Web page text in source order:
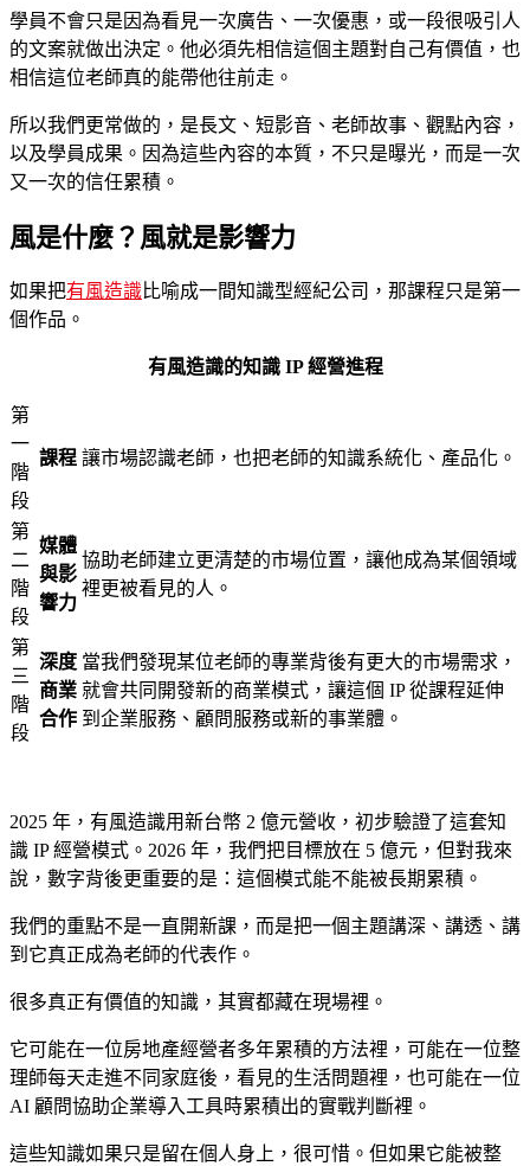
學員不會只是因為看見一次廣告、一次優惠，或一段很吸引人
的文案就做出決定。他必須先相信這個主題對自己有價值，也
相信這位老師真的能帶他往前走。
所以我們更常做的，是長文、短影音、老師故事、觀點內容，
以及學員成果。因為這些內容的本質，不只是曝光，而是一次
又一次的信任累積。
風是什麼？風就是影響力
如果把有風造識比喻成一間知識型經紀公司，那課程只是第一
個作品。
有風造識的知識 IP 經營進程
第
一
階
段
課程 讓市場認識老師，也把老師的知識系統化、產品化。
第
二
階
段
媒體
與影
響力
協助老師建立更清楚的市場位置，讓他成為某個領域
裡更被看見的人。
第
三
階
段
深度
商業
合作
當我們發現某位老師的專業背後有更大的市場需求，
就會共同開發新的商業模式，讓這個 IP 從課程延伸
到企業服務、顧問服務或新的事業體。
2025 年，有風造識用新台幣 2 億元營收，初步驗證了這套知
識 IP 經營模式。2026 年，我們把目標放在 5 億元，但對我來
說，數字背後更重要的是：這個模式能不能被長期累積。
我們的重點不是一直開新課，而是把一個主題講深、講透、講
到它真正成為老師的代表作。
很多真正有價值的知識，其實都藏在現場裡。
它可能在一位房地產經營者多年累積的方法裡，可能在一位整
理師每天走進不同家庭後，看見的生活問題裡，也可能在一位
AI 顧問協助企業導入工具時累積出的實戰判斷裡。
這些知識如果只是留在個人身上，很可惜。但如果它能被整